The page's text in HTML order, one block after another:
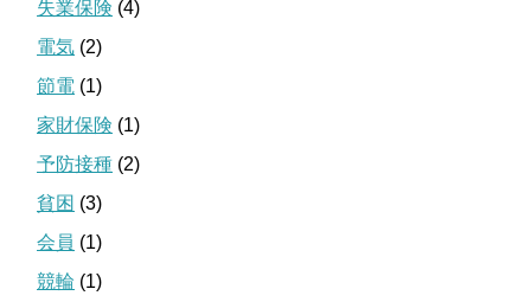
失業保険 (4)
電気 (2)
節電 (1)
家財保険 (1)
予防接種 (2)
貧困 (3)
会員 (1)
競輪 (1)